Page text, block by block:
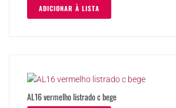
ADICIONAR À LISTA
AL16 vermelho listrado c bege